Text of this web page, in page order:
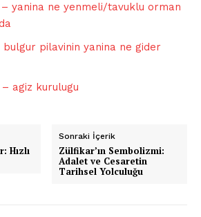
yanina ne yenmeli/tavuklu orman
pilavinin yanina ne gider
agiz kurulugu
Hızlı
Sonraki İçerik
Zülfikar’ın Sembolizmi:
Adalet ve Cesaretin
Tarihsel Yolculuğu